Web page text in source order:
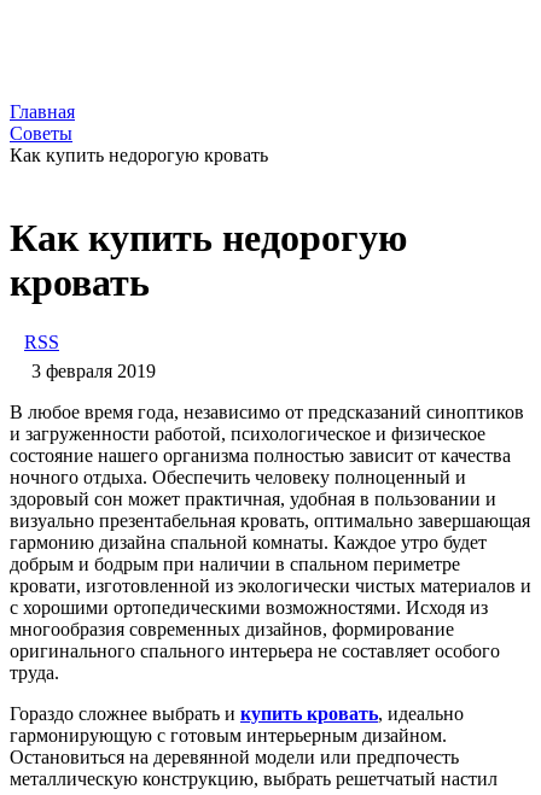
Главная
Советы
Как купить недорогую кровать
Как купить недорогую
кровать
RSS
3 февраля 2019
В любое время года, независимо от предсказаний синоптиков
и загруженности работой, психологическое и физическое
состояние нашего организма полностью зависит от качества
ночного отдыха. Обеспечить человеку полноценный и
здоровый сон может практичная, удобная в пользовании и
визуально презентабельная кровать, оптимально завершающая
гармонию дизайна спальной комнаты. Каждое утро будет
добрым и бодрым при наличии в спальном периметре
кровати, изготовленной из экологически чистых материалов и
с хорошими ортопедическими возможностями. Исходя из
многообразия современных дизайнов, формирование
оригинального спального интерьера не составляет особого
труда.
Гораздо сложнее выбрать и купить кровать, идеально
гармонирующую с готовым интерьерным дизайном.
Остановиться на деревянной модели или предпочесть
металлическую конструкцию, выбрать решетчатый настил